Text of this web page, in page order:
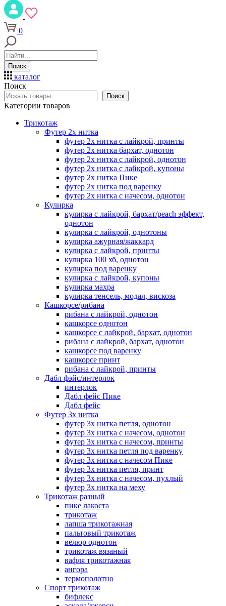
0
Поиск
каталог
Поиск
Поиск
Категории товаров
Трикотаж
Футер 2х нитка
футер 2х нитка с лайкрой, принты
футер 2х нитка бархат, однотон
футер 2х нитка с лайкрой, однотон
футер 2х нитка с лайкрой, купоны
футер 2х нитка Пике
футер 2х нитка под варенку
футер 2х нитка с начесом, однотон
Кулирка
кулирка с лайкрой, бархат/peach эффект,
однотон
кулирка с лайкрой, однотоны
кулирка ажурная/жаккард
кулирка с лайкрой, принты
кулирка 100 хб, однотон
кулирка под варенку
кулирка с лайкрой, купоны
кулирка махра
кулирка тенсель, модал, вискоза
Кашкорсе/рибана
рибана с лайкрой, однотон
кашкорсе однотон
кашкорсе с лайкрой, бархат, однотон
рибана с лайкрой, бархат, однотон
кашкорсе под варенку
кашкорсе принт
рибана с лайкрой, принты
Дабл фэйс/интерлок
интерлок
Дабл фейс Пике
Дабл фейс
Футер 3х нитка
футер 3х нитка петля, однотон
футер 3х нитка с начесом, однотон
футер 3х нитка с начесом, принты
футер 3х нитка петля под варенку
футер 3х нитка с начесом Пике
футер 3х нитка петля, принт
футер 3х нитка с начесом, пухлый
футер 3х нитка на меху
Трикотаж разный
пике лакоста
трикотаж
лапша трикотажная
пальтовый трикотаж
велюр однотон
трикотаж вязаный
вафля трикотажная
ангора
термополотно
Спорт трикотаж
бифлекс